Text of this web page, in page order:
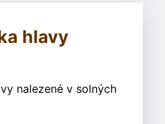
hlavy
nalezené v solných